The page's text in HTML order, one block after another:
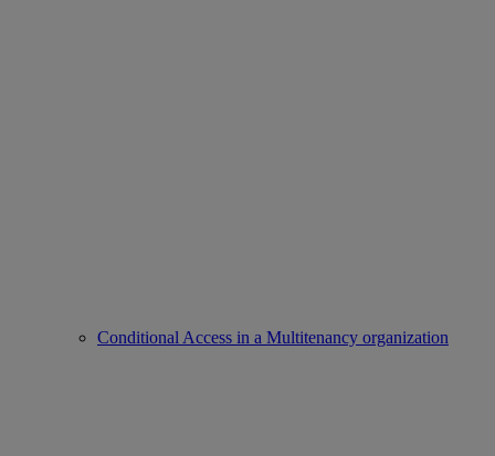
Conditional Access in a Multitenancy organization